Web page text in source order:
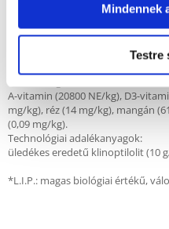
Mindennek
Testre
A-vitamin (20800 NE/kg), D3-
mg/kg), réz (14 mg/kg), mangán
(0,09 mg/kg).
Technológiai adalékanyagok:
üledékes eredetű klinoptilolit (10
*L.I.P.: magas biológiai értékű,